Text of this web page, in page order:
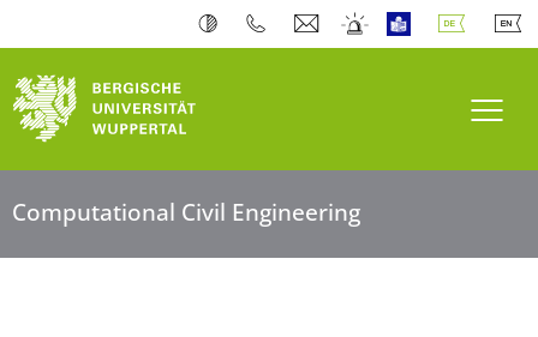
Computational Civil Engineering